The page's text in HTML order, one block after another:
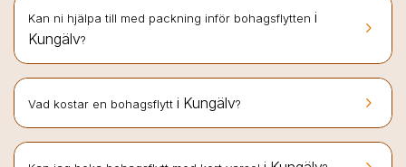
keyboard_arrow_right
Kan ni hjälpa till med packning inför bohagsflytten i
Kungälv?
keyboard_arrow_right
Vad kostar en bohagsflytt i Kungälv?